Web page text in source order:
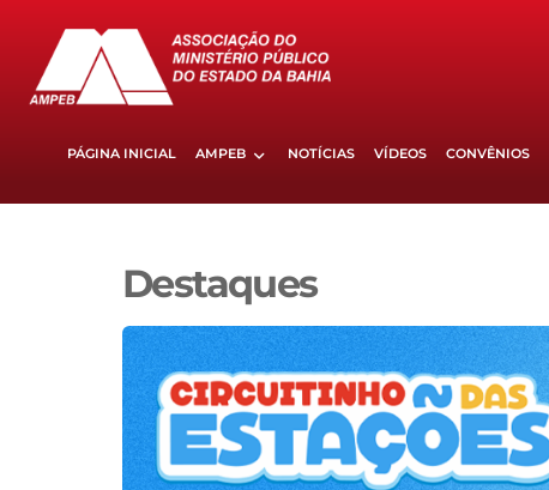
PÁGINA INICIAL AMPEB NOTÍCIAS VÍDEOS CONVÊNIOS
Destaques